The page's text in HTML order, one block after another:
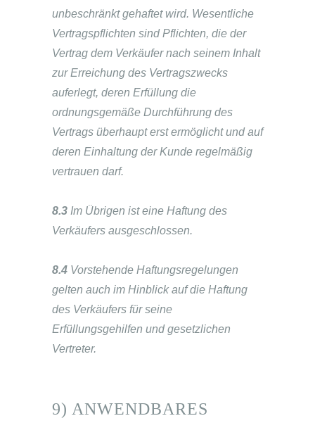
unbeschränkt gehaftet wird. Wesentliche
Vertragspflichten sind Pflichten, die der
Vertrag dem Verkäufer nach seinem Inhalt
zur Erreichung des Vertragszwecks
auferlegt, deren Erfüllung die
ordnungsgemäße Durchführung des
Vertrags überhaupt erst ermöglicht und auf
deren Einhaltung der Kunde regelmäßig
vertrauen darf.
8.3 Im Übrigen ist eine Haftung des
Verkäufers ausgeschlossen.
8.4 Vorstehende Haftungsregelungen
gelten auch im Hinblick auf die Haftung
des Verkäufers für seine
Erfüllungsgehilfen und gesetzlichen
Vertreter.
9) ANWENDBARES